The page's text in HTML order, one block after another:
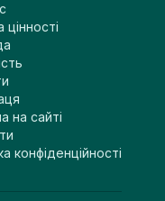
цінності
на сайті
конфіденційності